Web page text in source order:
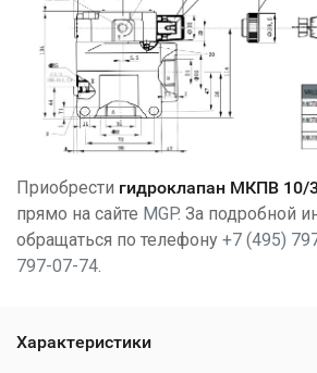
Приобрести гидроклапан МКПВ 10/
прямо на сайте MGP. За подробной
обращаться по телефону +7 (495)
797-07-74.
Характеристики